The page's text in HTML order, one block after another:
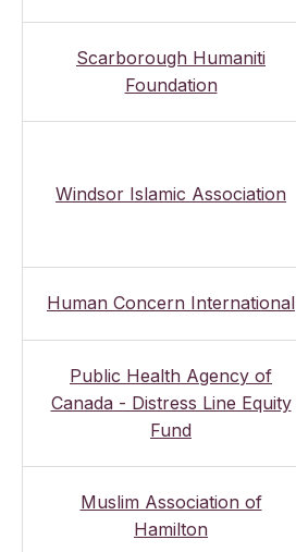
Scarborough Humaniti
Foundation
Windsor Islamic Association
Human Concern International
Public Health Agency of
Canada - Distress Line Equity
Fund
Muslim Association of
Hamilton